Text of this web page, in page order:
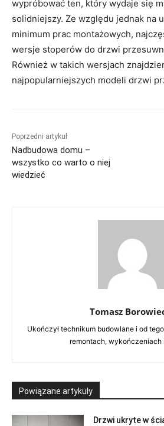
wypróbować ten, który wydaje się
solidniejszy. Ze względu jednak na
minimum prac montażowych,
wersje stoperów do drzwi
Również w takich wersjach
najpopularniejszych modeli drzwi
Poprzedni artykuł
Nadbudowa domu –
wszystko co warto o niej
wiedzieć
Tomasz
Ukończył technikum budowlane i od
remontach, wykończeniach
Powiązane artykuły
Drzwi ukryte w